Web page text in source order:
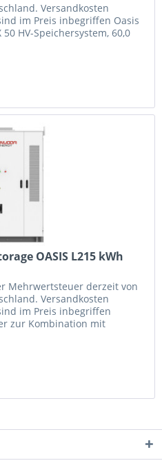
Versandkosten
im Preis inbegriffen Oasis
HV-Speichersystem, 60,0
OASIS L215 kWh
Mehrwertsteuer derzeit von
Versandkosten
im Preis inbegriffen
zur Kombination mit